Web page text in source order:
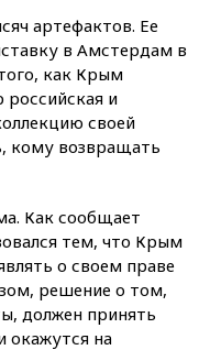
артефактов. Ее
в Амстердам в
как Крым
российская и
своей
кому возвращать
Как сообщает
тем, что Крым
о своем праве
решение о том,
должен принять
окажутся на